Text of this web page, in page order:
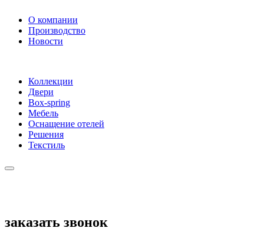
О компании
Производство
Новости
Коллекции
Двери
Box-spring
Мебель
Оснащение отелей
Решения
Текстиль
заказать звонок